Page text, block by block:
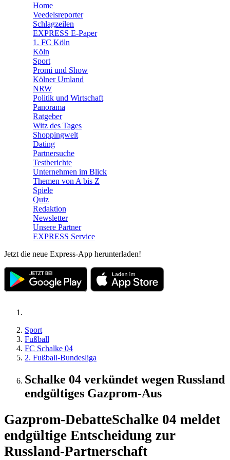
🛒 Shoppingwelt
Home
Veedelsreporter
Schlagzeilen
EXPRESS E-Paper
1. FC Köln
Köln
Sport
Promi und Show
Kölner Umland
NRW
Politik und Wirtschaft
Panorama
Ratgeber
Witz des Tages
Shoppingwelt
Dating
Partnersuche
Testberichte
Unternehmen im Blick
Themen von A bis Z
Spiele
Quiz
Redaktion
Newsletter
Unsere Partner
EXPRESS Service
Jetzt die neue Express-App herunterladen!
Sport
Fußball
FC Schalke 04
2. Fußball-Bundesliga
Schalke 04 verkündet wegen Russland
endgültiges Gazprom-Aus
Gazprom-DebatteSchalke 04 meldet
endgültige Entscheidung zur
Russland-Partnerschaft